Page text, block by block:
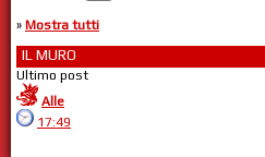
» Mostra tutti
IL MURO
Ultimo post
Alle
17:49